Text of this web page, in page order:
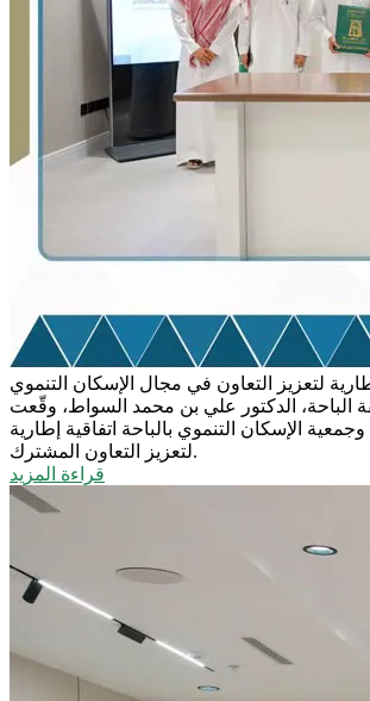
لتعزيز التعاون في مجال الإسكان التنموي
الباحة، الدكتور علي بن محمد السواط، وقّعت
وجمعية الإسكان التنموي بالباحة اتفاقية إطارية
لتعزيز التعاون المشترك.
قراءة المزيد